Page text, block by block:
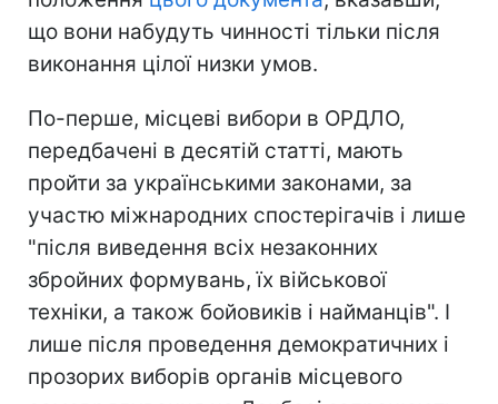
що вони набудуть чинності тільки після
виконання цілої низки умов.
По-перше, місцеві вибори в ОРДЛО,
передбачені в десятій статті, мають
пройти за українськими законами, за
участю міжнародних спостерігачів і лише
"після виведення всіх незаконних
збройних формувань, їх військової
техніки, а також бойовиків і найманців". І
лише після проведення демократичних і
прозорих виборів органів місцевого